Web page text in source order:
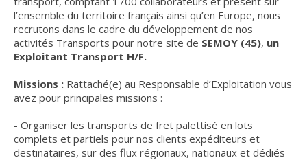
l’ensemble du territoire français ainsi qu’en Europe, nous
recrutons dans le cadre du développement de nos
activités Transports pour notre site de SEMOY (45), un
Exploitant Transport H/F.
Missions : Rattaché(e) au Responsable d’Exploitation vous
avez pour principales missions :
- Organiser les transports de fret palettisé en lots
complets et partiels pour nos clients expéditeurs et
destinataires, sur des flux régionaux, nationaux et dédiés